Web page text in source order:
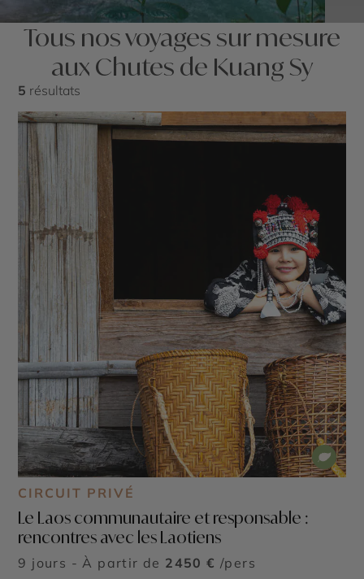
Tous nos voyages sur mesure
aux Chutes de Kuang Sy
5 résultats
CIRCUIT PRIVÉ
Le Laos communautaire et responsable :
rencontres avec les Laotiens
9 jours - À partir de 2450 € /pers